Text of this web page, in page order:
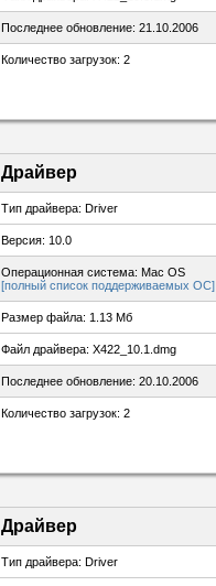
Последнее обновление: 21.10.2006
Количество загрузок: 2
Драйвер
Тип драйвера: Driver
Версия: 10.0
Операционная система: Mac OS
[полный список поддерживаемых ОС]
Размер файла: 1.13 Мб
Файл драйвера: X422_10.1.dmg
Последнее обновление: 20.10.2006
Количество загрузок: 2
Драйвер
Тип драйвера: Driver